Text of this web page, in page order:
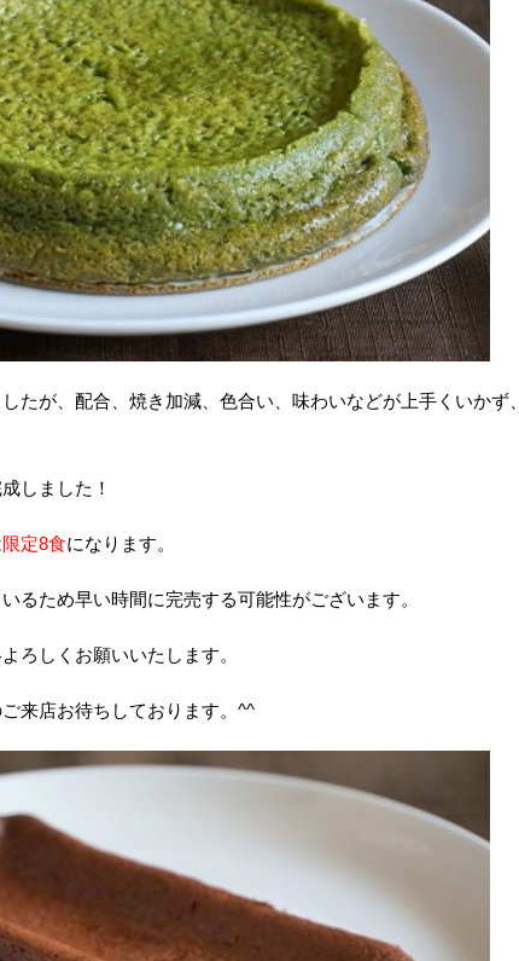
たが、配合、焼き加減、色合い、味わいなどが上手くいかず、
しました！
限定8食になります。
るため早い時間に完売する可能性がございます。
ろしくお願いいたします。
来店お待ちしております。^^